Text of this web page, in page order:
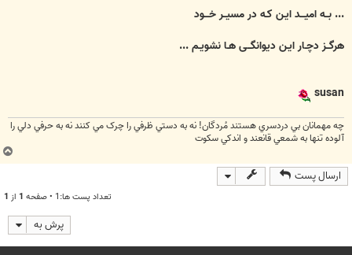
... بــه اميـــد ايـن کـه در مسيــر خـــود
هرگــز دچـار ايـن ديوانگــی هـا نشويـم ...
susan
چه مهمانان بي دردسري هستند مُردگان! نه به دستي ظرفي را چرک مي کنند نه به حرفي دلي را
آلوده تنها به شمعي قانعند و اندکي سکوت
ارسال پست
تعداد پست ها:1 • صفحه 1 از 1
پرش به